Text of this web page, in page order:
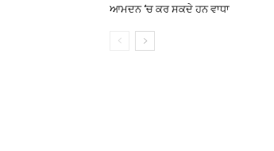
ਆਮਦਨ ‘ਚ ਕਰ ਸਕਦੇ ਹਨ ਵਾਧਾ